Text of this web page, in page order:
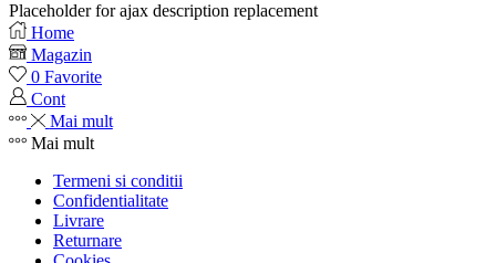
Placeholder for ajax description replacement
Home
Magazin
0 Favorite
Cont
Mai mult
Mai mult
Termeni si conditii
Confidentialitate
Livrare
Returnare